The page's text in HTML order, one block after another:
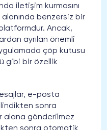
iletişim kurmasını
benzersiz bir
Ancak,
ayrılan önemli
çöp kutusu
gibi bir özellik
e-posta
sonra
alana gönderilmez